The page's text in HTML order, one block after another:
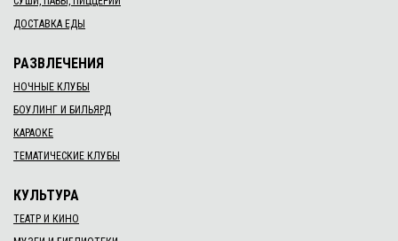
ДОСТАВКА ЕДЫ
РАЗВЛЕЧЕНИЯ
НОЧНЫЕ КЛУБЫ
БОУЛИНГ И БИЛЬЯРД
КАРАОКЕ
ТЕМАТИЧЕСКИЕ КЛУБЫ
КУЛЬТУРА
ТЕАТР И КИНО